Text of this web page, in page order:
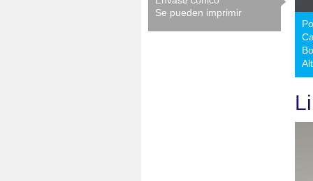
Se pueden imprimir